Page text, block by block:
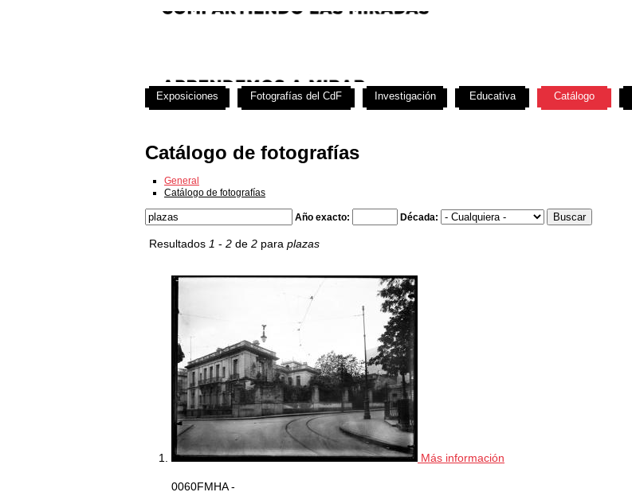
Catálogo de fotografías
General
Catálogo de fotografías
Año exacto: Década:
Resultados 1 - 2 de 2 para plazas
Más información
0060FMHA -
Exposiciones Fotografías del CdF Investigación Educativa Catálogo